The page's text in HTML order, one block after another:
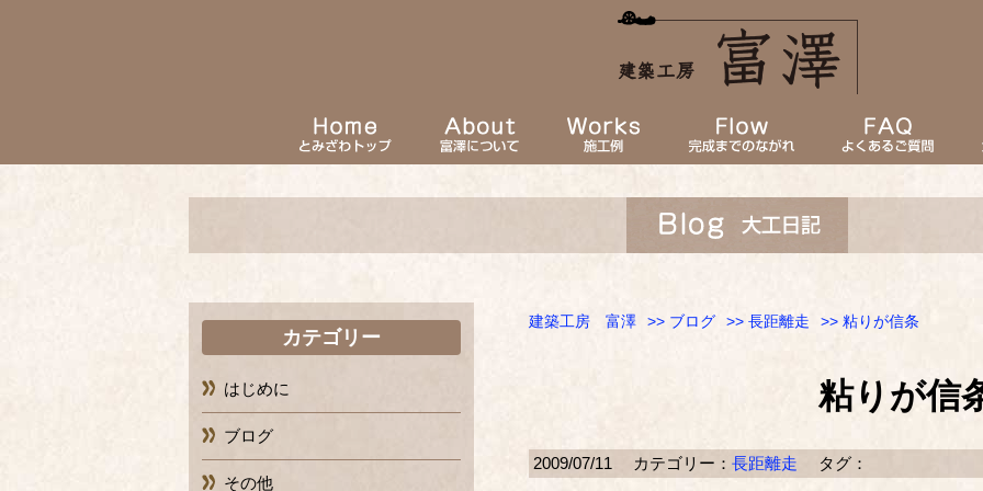
建築工房 富澤 >> ブログ >> 長距離走 >> 粘りが信条
粘りが信
2009/07/11 カテゴリー： 長距離走 タグ：
カテゴリー
はじめに
ブログ
その他